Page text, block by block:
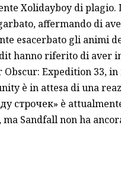
Xolidayboy di plagio.
affermando di
esacerbato gli animi
hanno riferito di aver
Expedition 33,
è in attesa di una
строчек» è
Sandfall non ha